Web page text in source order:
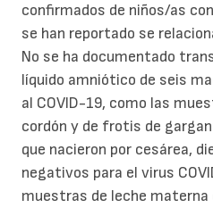
confirmados de niños/as
se han reportado se
No se ha documentado
líquido amniótico de seis
al COVID-19, como las
cordón y de frotis de
que nacieron por cesárea,
negativos para el virus
muestras de leche